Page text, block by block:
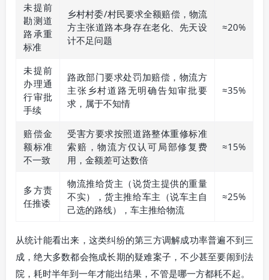
未提前
勘测道
路承重
标准
乡村村委/村民要求全额赔偿，物流
方主张道路本身存在老化、先天设
计不足问题
≈20%
未提前
办理通
行审批
手续
路政部门要求处罚加赔偿，物流方
主张乡村道路无明确告知审批要
求，属于不知情
≈35%
赔偿金
额标准
不一致
受害方要求按照道路整体重修标准
索赔，物流方仅认可局部修复费
用，金额差可达数倍
≈15%
多方责
任推诿
物流推给货主（说货主提供的重量
不实），货主推给车主（说车主自
己选的路线），车主推给物流
≈25%
从统计能看出来，这类纠纷的第三方调解成功率普遍不到三
成，绝大多数都会拖成长期的疑难案子，不少甚至要闹到法
院，耗时半年到一年才能出结果，不管是哪一方都耗不起。